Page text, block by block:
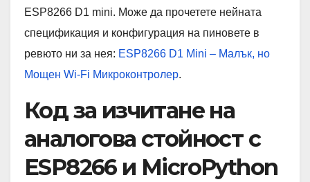
ESP8266 D1 mini. Може да прочетете нейната
спецификация и конфигурация на пиновете в
ревюто ни за нея: ESP8266 D1 Mini – Малък, но
Мощен Wi-Fi Микроконтролер.
Код за изчитане на
аналогова стойност с
ESP8266 и MicroPython